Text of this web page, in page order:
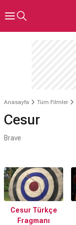
Anasayfa Tüm Filmler
Cesur
Brave
Cesur Türkçe
Fragmanı